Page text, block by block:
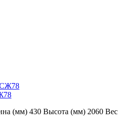
(мм) 430 Высота (мм) 2060 Вес